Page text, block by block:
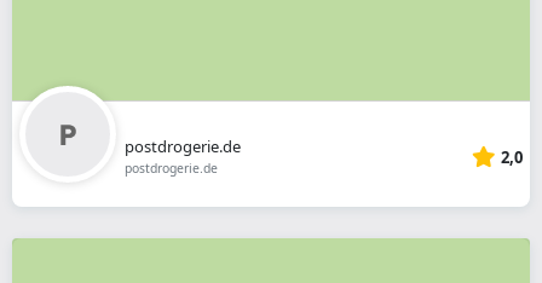
postdrogerie.de
postdrogerie.de 2,0